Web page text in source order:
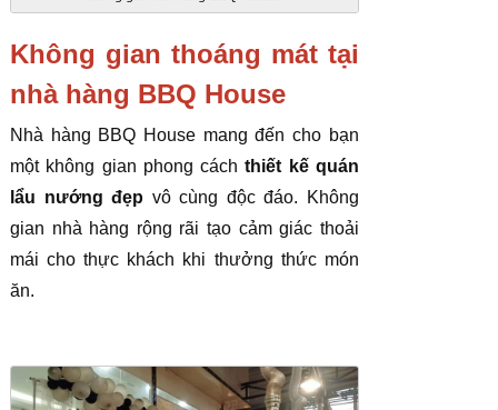
Không gian thoáng mát tại
nhà hàng BBQ House
Nhà hàng BBQ House mang đến cho bạn
một không gian phong cách thiết kế quán
lẩu nướng đẹp vô cùng độc đáo. Không
gian nhà hàng rộng rãi tạo cảm giác thoải
mái cho thực khách khi thưởng thức món
ăn.